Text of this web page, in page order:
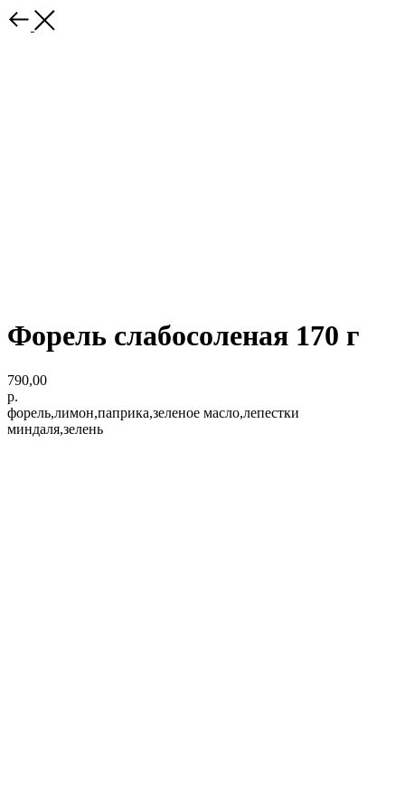
Форель слабосоленая 170 г
790,00
р.
форель,лимон,паприка,зеленое масло,лепестки
миндаля,зелень